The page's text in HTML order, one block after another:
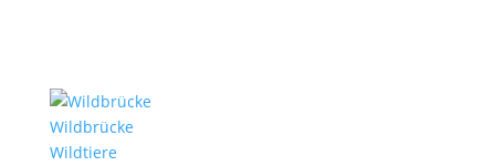
Wildbrücke
Wildtiere